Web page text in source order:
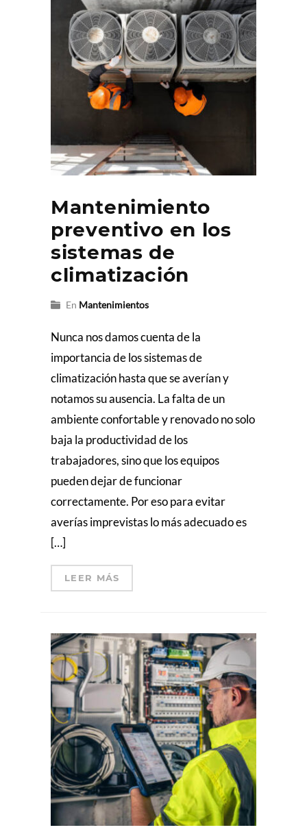
Mantenimiento
preventivo en los
sistemas de
climatización
En Mantenimientos
Nunca nos damos cuenta de la
importancia de los sistemas de
climatización hasta que se averían y
notamos su ausencia. La falta de un
ambiente confortable y renovado no solo
baja la productividad de los
trabajadores, sino que los equipos
pueden dejar de funcionar
correctamente. Por eso para evitar
averías imprevistas lo más adecuado es
[…]
LEER MÁS